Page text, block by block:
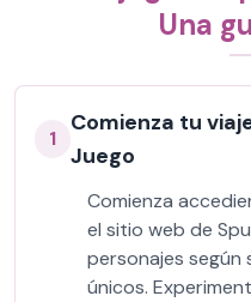
Una
1
Comienza tu
Juego
Comienza
el sitio web de
personajes según
únicos.